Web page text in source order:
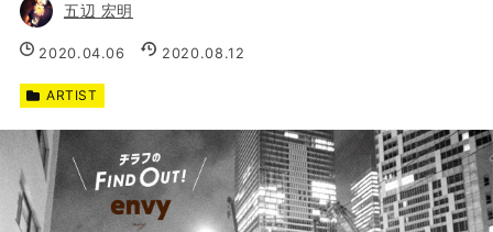
五辺 宏明
2020.04.06 2020.08.12
ARTIST